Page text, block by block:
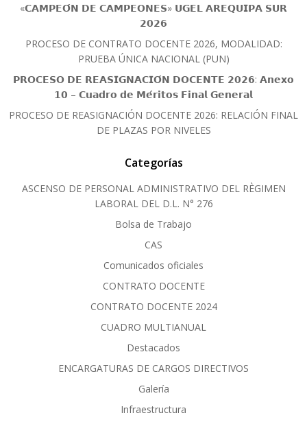
«𝗖𝗔𝗠𝗣𝗘𝗢́𝗡 𝗗𝗘 𝗖𝗔𝗠𝗣𝗘𝗢𝗡𝗘𝗦» 𝗨𝗚𝗘𝗟 𝗔𝗥𝗘𝗤𝗨𝗜𝗣𝗔 𝗦𝗨𝗥
𝟮𝟬𝟮𝟲
PROCESO DE CONTRATO DOCENTE 2026, MODALIDAD:
PRUEBA ÚNICA NACIONAL (PUN)
𝗣𝗥𝗢𝗖𝗘𝗦𝗢 𝗗𝗘 𝗥𝗘𝗔𝗦𝗜𝗚𝗡𝗔𝗖𝗜𝗢́𝗡 𝗗𝗢𝗖𝗘𝗡𝗧𝗘 𝟮𝟬𝟮𝟲: 𝗔𝗻𝗲𝘅𝗼
𝟭𝟬 – 𝗖𝘂𝗮𝗱𝗿𝗼 𝗱𝗲 𝗠𝗲́𝗿𝗶𝘁𝗼𝘀 𝗙𝗶𝗻𝗮𝗹 𝗚𝗲𝗻𝗲𝗿𝗮𝗹
PROCESO DE REASIGNACIÓN DOCENTE 2026: RELACIÓN FINAL
DE PLAZAS POR NIVELES
Categorías
ASCENSO DE PERSONAL ADMINISTRATIVO DEL RÈGIMEN
LABORAL DEL D.L. N° 276
Bolsa de Trabajo
CAS
Comunicados oficiales
CONTRATO DOCENTE
CONTRATO DOCENTE 2024
CUADRO MULTIANUAL
Destacados
ENCARGATURAS DE CARGOS DIRECTIVOS
Galería
Infraestructura